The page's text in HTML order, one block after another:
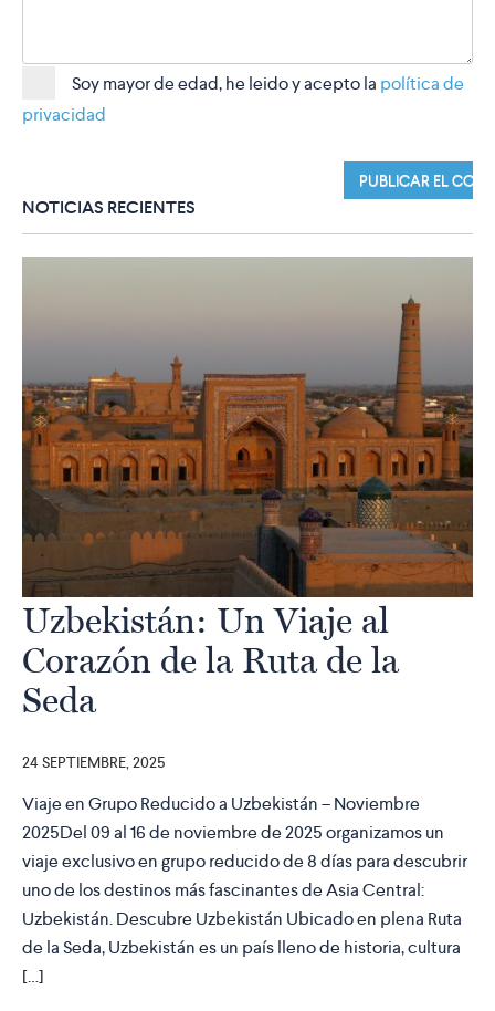
Soy mayor de edad, he leido y acepto la política de
privacidad
NOTICIAS RECIENTES
Uzbekistán: Un Viaje al
Corazón de la Ruta de la
Seda
24 SEPTIEMBRE, 2025
Viaje en Grupo Reducido a Uzbekistán – Noviembre
2025Del 09 al 16 de noviembre de 2025 organizamos un
viaje exclusivo en grupo reducido de 8 días para descubrir
uno de los destinos más fascinantes de Asia Central:
Uzbekistán. Descubre Uzbekistán Ubicado en plena Ruta
de la Seda, Uzbekistán es un país lleno de historia, cultura
[…]